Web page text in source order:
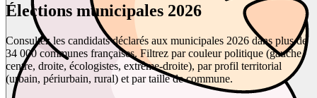
Élections municipales 2026
Consultez les candidats déclarés aux municipales 2026 dans plus de
34 000 communes françaises. Filtrez par couleur politique (gauche,
centre, droite, écologistes, extrême-droite), par profil territorial
(urbain, périurbain, rural) et par taille de commune.